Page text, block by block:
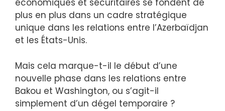
économiques et sécuritaires se fondent de
plus en plus dans un cadre stratégique
unique dans les relations entre l’Azerbaïdjan
et les États-Unis.
Mais cela marque-t-il le début d’une
nouvelle phase dans les relations entre
Bakou et Washington, ou s’agit-il
simplement d’un dégel temporaire ?